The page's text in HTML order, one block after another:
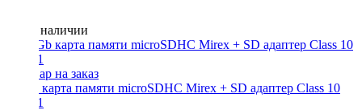
Нет в наличии
16 Gb карта памяти microSDHC Mirex + SD адаптер Class 10
UHS-1